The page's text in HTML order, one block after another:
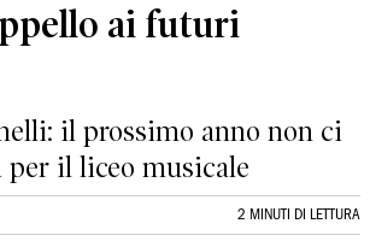
ai futuri
il prossimo anno non ci
per il liceo musicale
2 MINUTI DI LETTURA